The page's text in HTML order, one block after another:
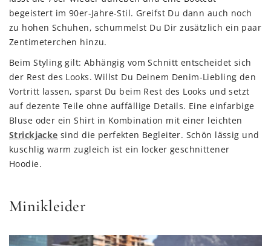
begeistert im 90er-Jahre-Stil. Greifst Du dann auch noch
zu hohen Schuhen, schummelst Du Dir zusätzlich ein paar
Zentimeterchen hinzu.
Beim Styling gilt: Abhängig vom Schnitt entscheidet sich
der Rest des Looks. Willst Du Deinem Denim-Liebling den
Vortritt lassen, sparst Du beim Rest des Looks und setzt
auf dezente Teile ohne auffällige Details. Eine einfarbige
Bluse oder ein Shirt in Kombination mit einer leichten
Strickjacke sind die perfekten Begleiter. Schön lässig und
kuschlig warm zugleich ist ein locker geschnittener
Hoodie.
Minikleider